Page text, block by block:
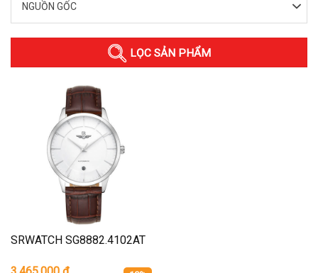
NGUỒN GỐC
LỌC SẢN PHẨM
SRWATCH SG8882.4102AT